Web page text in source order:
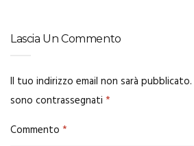
Lascia Un Commento
Il tuo indirizzo email non sarà pubblicato.
sono contrassegnati *
Commento *